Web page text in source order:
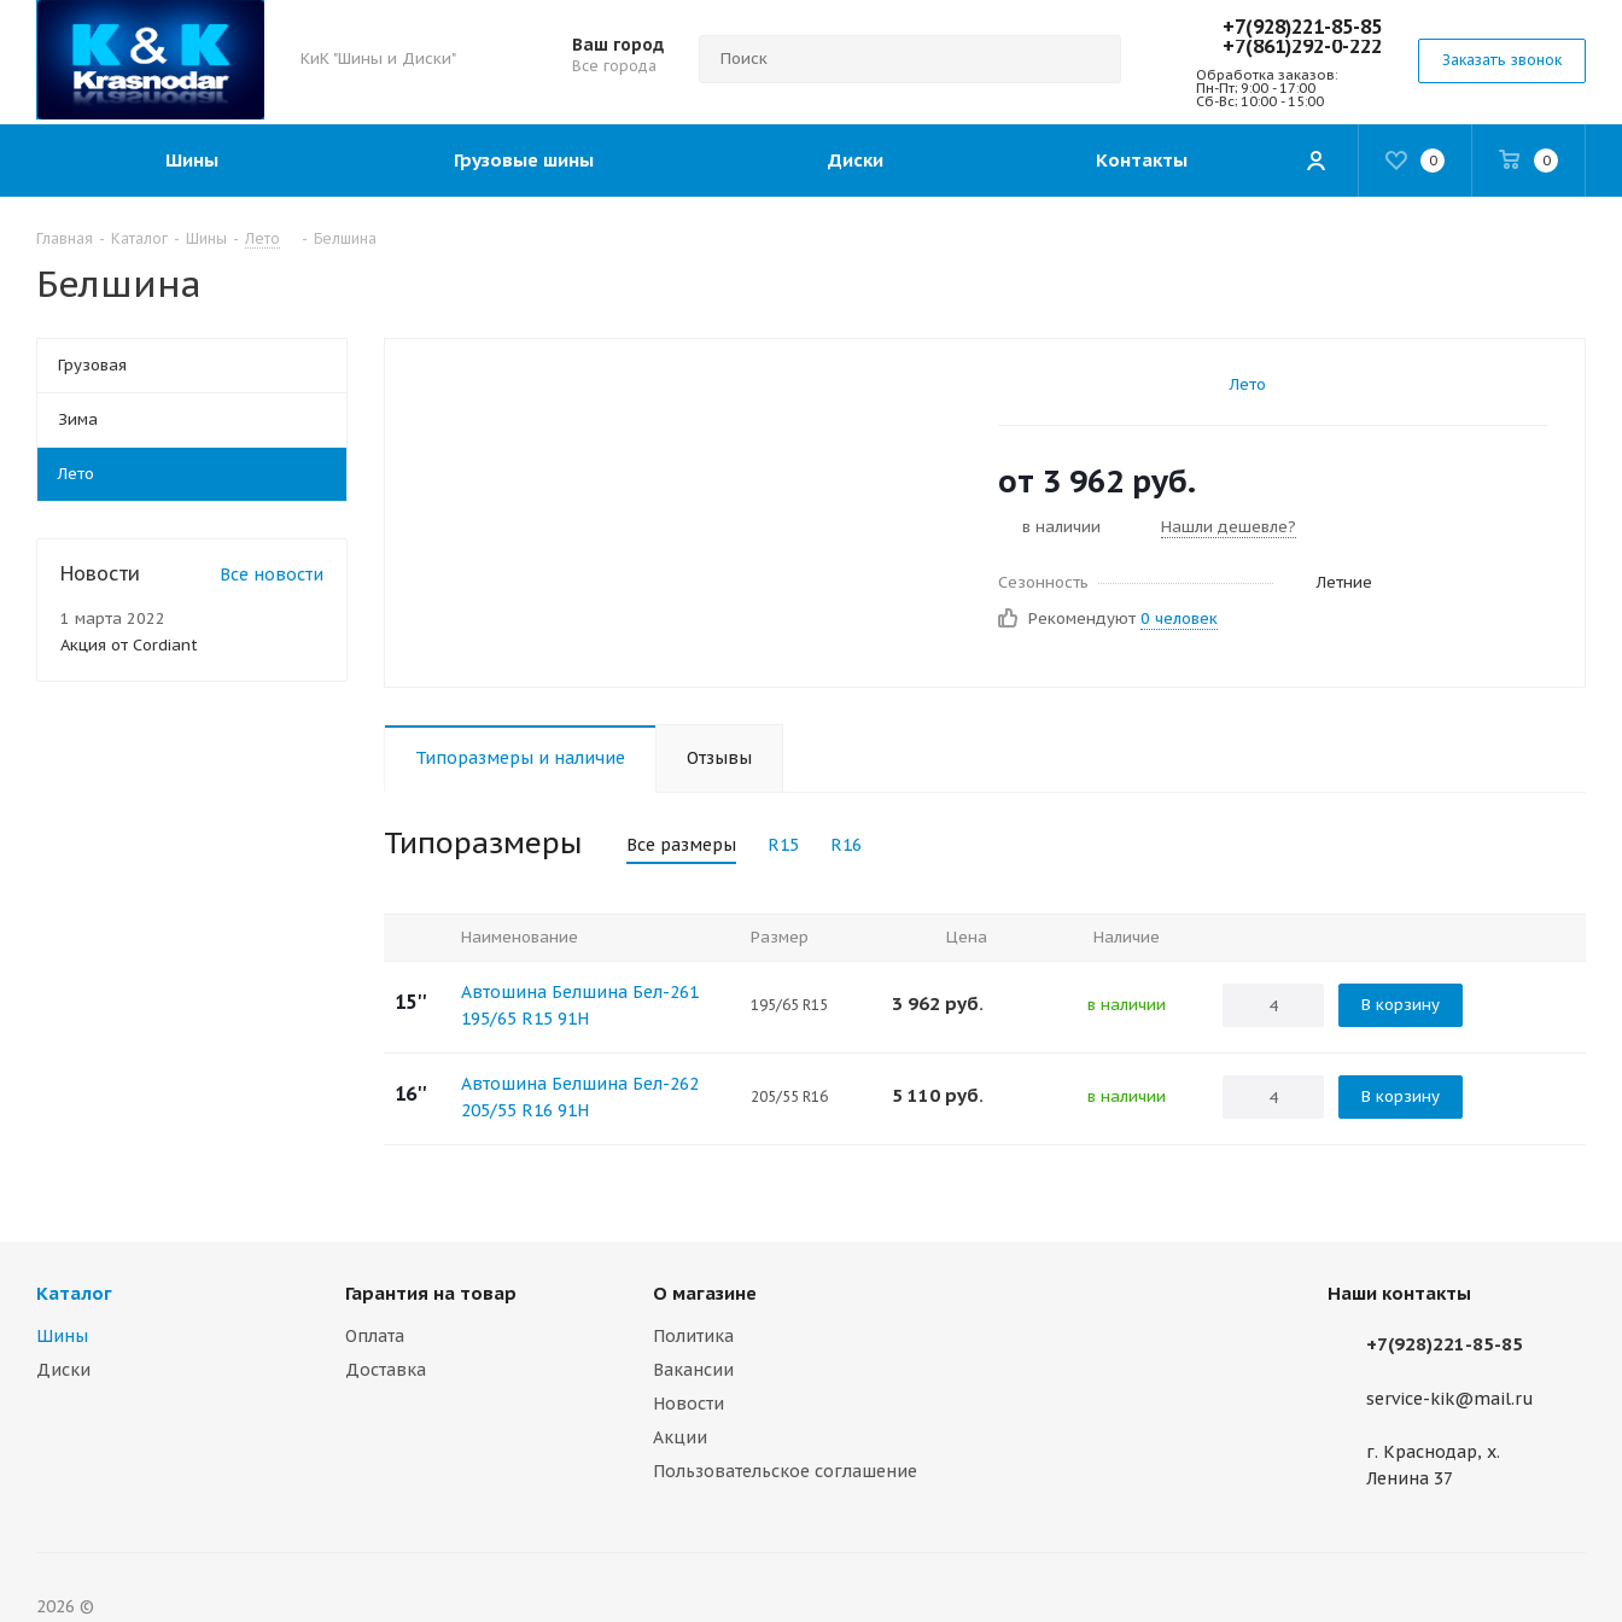
КиК "Шины и Диски"
Ваш город
Все города
+7(928)221-85-85
+7(861)292-0-222
Обработка заказов:
Пн-Пт; 9:00 - 17:00
Сб-Вс; 10:00 - 15:00
Заказать звонок
0 0
Шины Грузовые шины Диски Контакты
Главная - Каталог - Шины - Лето - Белшина
Белшина
Лето
от 3 962 руб.
в наличии Нашли дешевле?
Сезонность
Летние
Рекомендуют 0 человек
Типоразмеры и наличие Отзывы
Типоразмеры Все размеры R15 R16
Наименование Размер Цена Наличие
15''
Автошина Белшина Бел-261
195/65 R15 91H
195/65 R15 3 962 руб. в наличии В корзину
16''
Автошина Белшина Бел-262
205/55 R16 91H
205/55 R16 5 110 руб. в наличии В корзину
Грузовая
Зима
Лето
Новости Все новости
1 марта 2022
Акция от Cordiant
Каталог
Шины
Диски
Гарантия на товар
Оплата
Доставка
О магазине
Политика
Вакансии
Новости
Акции
Пользовательское соглашение
Наши контакты
+7(928)221-85-85
service-kik@mail.ru
г. Краснодар, х.
Ленина 37
2026 ©